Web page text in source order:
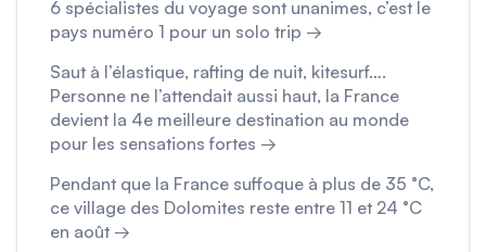
6 spécialistes du voyage sont unanimes, c’est le
pays numéro 1 pour un solo trip →
Saut à l’élastique, rafting de nuit, kitesurf….
Personne ne l’attendait aussi haut, la France
devient la 4e meilleure destination au monde
pour les sensations fortes →
Pendant que la France suffoque à plus de 35 °C,
ce village des Dolomites reste entre 11 et 24 °C
en août →